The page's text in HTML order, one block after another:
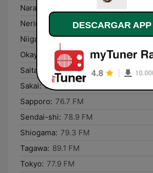
Nara-shi:
Nerima-ku:
88.4 FM
Niigata-shi: 86.4 FM
Okayama-shi:
76.7 FM
Saitama:
90.9 FM
Sakai: 89.1 FM
Sapporo: 76.7 FM
Sendai-shi: 78.9 FM
Shiogama: 79.3 FM
Tagawa: 89.1 FM
Tokyo: 77.9 FM
DESCARGAR APP